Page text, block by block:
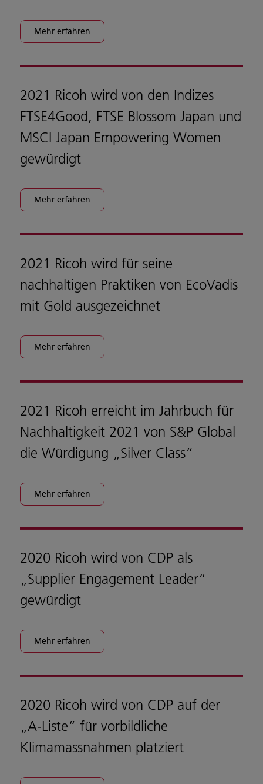
Mehr erfahren
2021 Ricoh wird von den Indizes
FTSE4Good, FTSE Blossom Japan und
MSCI Japan Empowering Women
gewürdigt
Mehr erfahren
2021 Ricoh wird für seine
nachhaltigen Praktiken von EcoVadis
mit Gold ausgezeichnet
Mehr erfahren
2021 Ricoh erreicht im Jahrbuch für
Nachhaltigkeit 2021 von S&P Global
die Würdigung „Silver Class“
Mehr erfahren
2020 Ricoh wird von CDP als
„Supplier Engagement Leader“
gewürdigt
Mehr erfahren
2020 Ricoh wird von CDP auf der
„A-Liste“ für vorbildliche
Klimamassnahmen platziert